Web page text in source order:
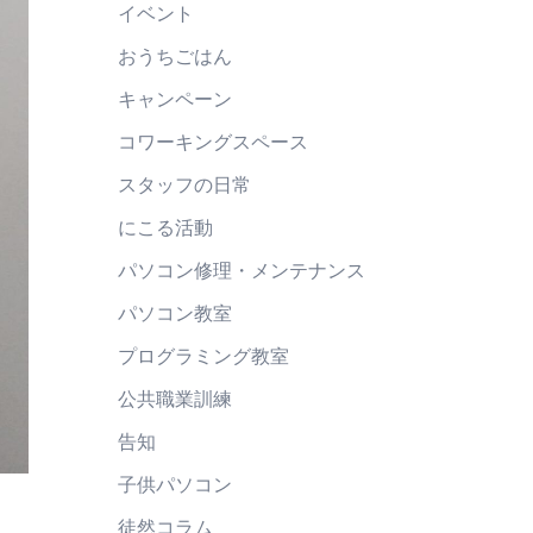
イベント
おうちごはん
キャンペーン
コワーキングスペース
スタッフの日常
にこる活動
パソコン修理・メンテナンス
パソコン教室
プログラミング教室
公共職業訓練
告知
子供パソコン
徒然コラム